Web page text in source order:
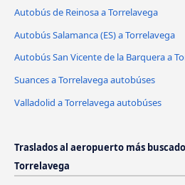
Autobús de Reinosa a Torrelavega
Autobús Salamanca (ES) a Torrelavega
Autobús San Vicente de la Barquera a
Suances a Torrelavega autobúses
Valladolid a Torrelavega autobúses
Traslados al aeropuerto más
Torrelavega